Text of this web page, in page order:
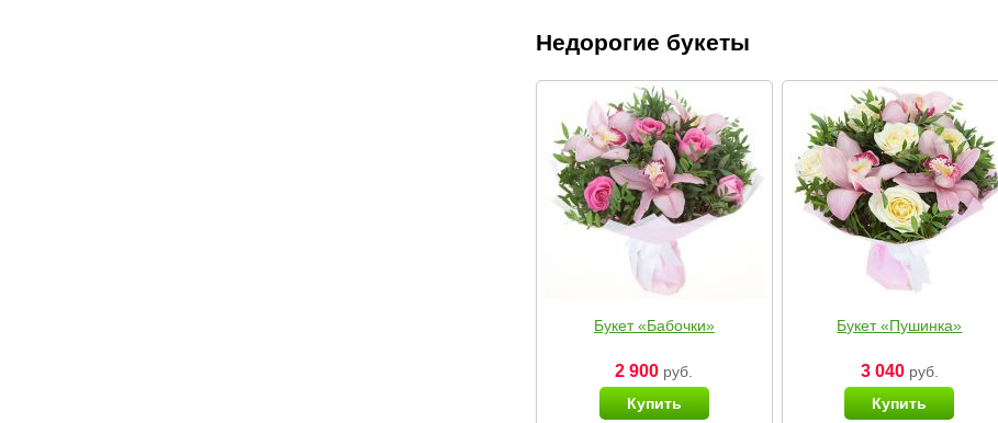
Недорогие букеты
Букет «Бабочки»
2 900 руб.
Купить
Букет «Пушинка»
3 040руб.
Купить